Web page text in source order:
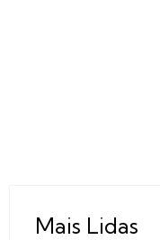
Mais Lidas